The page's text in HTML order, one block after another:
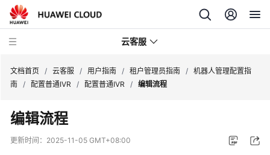
云客服
产
品
介
文档首页 / 云客服 / 用户指南 / 租户管理员指南 / 机器人管理配置指
南 / 配置普通IVR / 配置普通IVR / 编辑流程
编辑流程
更新时间： 2025-11-05 GMT+08:00